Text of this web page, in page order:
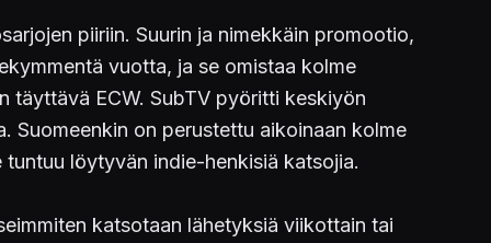
piiriin. Suurin ja nimekkäin promootio,
vuotta, ja se omistaa kolme
täyttävä ECW. SubTV pyöritti keskiyön
Suomeenkin on perustettu aikoinaan kolme
löytyvän indie-henkisiä katsojia.
katsotaan lähetyksiä viikottain tai